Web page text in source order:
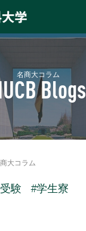
名商大コラム
Blogs
大コラム
験 #学生寮